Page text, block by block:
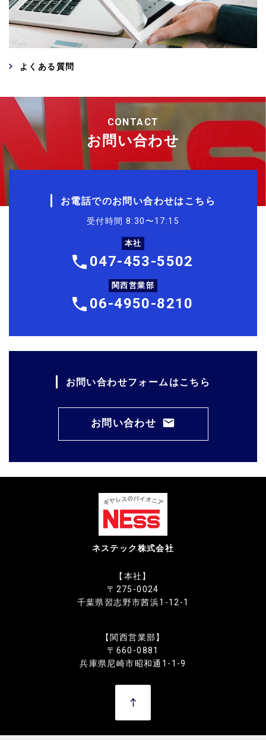
よくある質問
CONTACT
お問い合わせ
お電話でのお問い合わせはこちら
受付時間 8:30〜17:15
本社
047-453-5502
関西営業部
06-4950-8210
お問い合わせフォームはこちら
お問い合わせ
ネステック株式会社
【本社】
〒275-0024
千葉県習志野市茜浜1-12-1
【関西営業部】
〒660-0881
兵庫県尼崎市昭和通1-1-9